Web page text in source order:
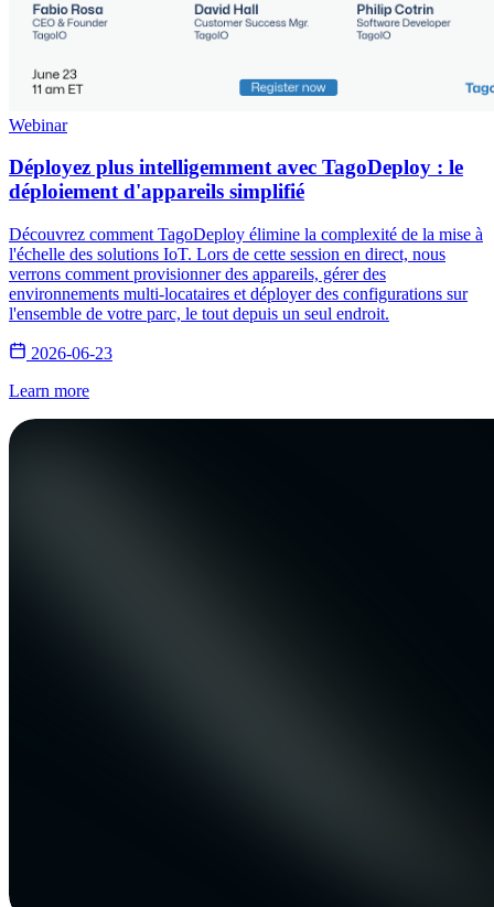
Webinar
Déployez plus intelligemment avec TagoDeploy : le
déploiement d'appareils simplifié
Découvrez comment TagoDeploy élimine la complexité de la mise à
l'échelle des solutions IoT. Lors de cette session en direct, nous
verrons comment provisionner des appareils, gérer des
environnements multi-locataires et déployer des configurations sur
l'ensemble de votre parc, le tout depuis un seul endroit.
2026-06-23
Learn more